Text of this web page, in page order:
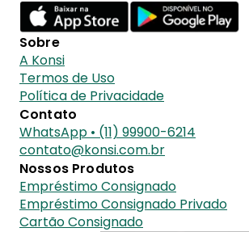
Sobre
A Konsi
Termos de Uso
Política de Privacidade
Contato
WhatsApp • (11) 99900-6214
contato@konsi.com.br
Nossos Produtos
Empréstimo Consignado
Empréstimo Consignado Privado
Cartão Consignado